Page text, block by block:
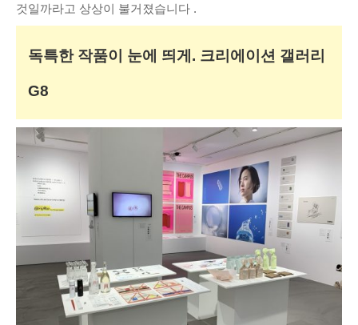
것일까라고 상상이 불거졌습니다 .
독특한 작품이 눈에 띄게. 크리에이션 갤러리
G8